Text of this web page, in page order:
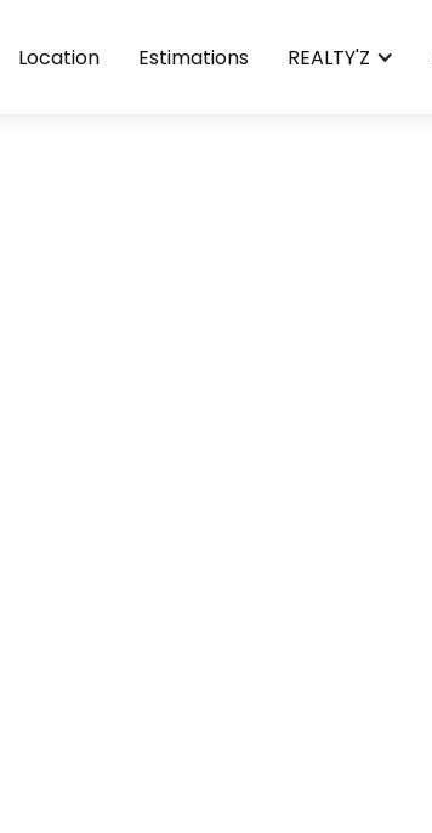
Location Estimations REALTY'Z